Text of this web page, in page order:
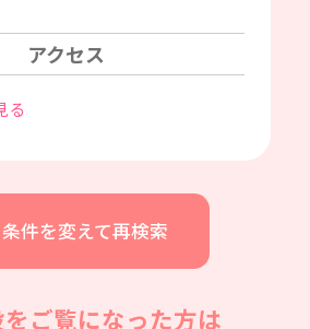
アクセス
る
条件を変えて再検索
ご覧になった方は